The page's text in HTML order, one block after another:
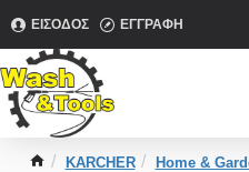
ΕΊΣΟΔΟΣ ΕΓΓΡΑΦΉ
KARCHER
Home &